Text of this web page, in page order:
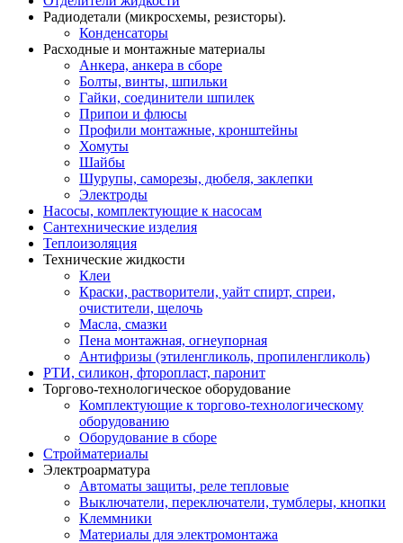
Радиодетали (микросхемы, резисторы).
Конденсаторы
Расходные и монтажные материалы
Анкера, анкера в сборе
Болты, винты, шпильки
Гайки, соединители шпилек
Припои и флюсы
Профили монтажные, кронштейны
Хомуты
Шайбы
Шурупы, саморезы, дюбеля, заклепки
Электроды
Насосы, комплектующие к насосам
Сантехнические изделия
Теплоизоляция
Технические жидкости
Клеи
Краски, растворители, уайт спирт, спреи,
очистители, щелочь
Масла, смазки
Пена монтажная, огнеупорная
Антифризы (этиленгликоль, пропиленгликоль)
РТИ, силикон, фторопласт, паронит
Торгово-технологическое оборудование
Комплектующие к торгово-технологическому
оборудованию
Оборудование в сборе
Стройматериалы
Электроарматура
Автоматы защиты, реле тепловые
Выключатели, переключатели, тумблеры, кнопки
Клеммники
Материалы для электромонтажа